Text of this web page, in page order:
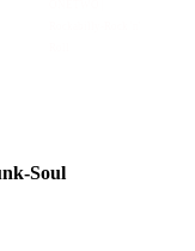
Soul